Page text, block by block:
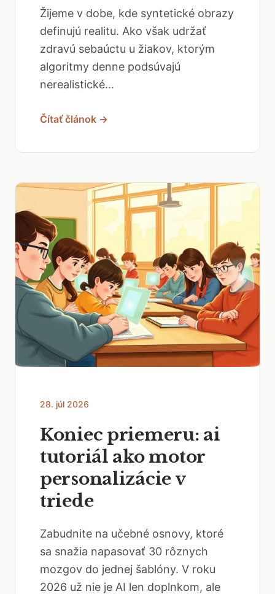
Žijeme v dobe, kde syntetické obrazy
definujú realitu. Ako však udržať
zdravú sebaúctu u žiakov, ktorým
algoritmy denne podsúvajú
nerealistické...
Čítať článok →
28. júl 2026
Koniec priemeru: ai
tutoriál ako motor
personalizácie v
triede
Zabudnite na učebné osnovy, ktoré
sa snažia napasovať 30 rôznych
mozgov do jednej šablóny. V roku
2026 už nie je AI len doplnkom, ale